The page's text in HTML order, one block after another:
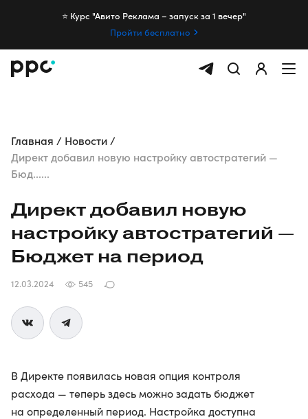
⭐️ Курс "Авито Реклама – запуск за 1 вечер"
Пройти бесплатно
Главная
Новости
Директ добавил новую настройку автостратегий —
Бюд......
Директ добавил новую
настройку автостратегий —
Бюджет на период
12.03.2024 545
В Директе появилась новая опция контроля
расхода — теперь здесь можно задать бюджет
на определенный период. Настройка доступна